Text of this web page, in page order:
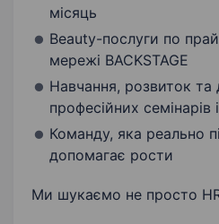
місяць
Beauty-послуги по
мережі BACKSTAGE
Навчання, розвиток та
професійних семінарів і
Команду, яка реально
допомагає рости
Ми шукаємо не просто